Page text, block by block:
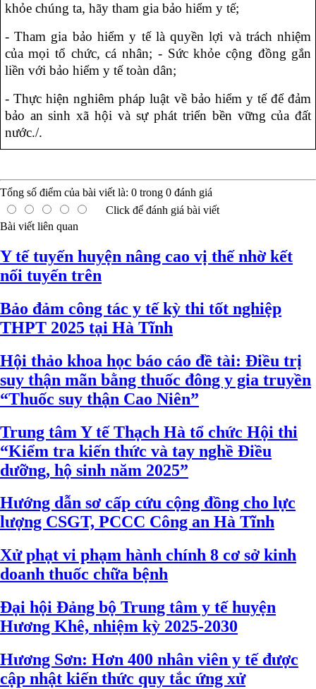
khỏe chúng ta, hãy tham gia bảo hiểm y tế;
- Tham gia bảo hiểm y tế là quyền lợi và trách nhiệm
của mọi tổ chức, cá nhân; - Sức khỏe cộng đồng gắn
liền với bảo hiểm y tế toàn dân;
- Thực hiện nghiêm pháp luật về bảo hiểm y tế để đảm
bảo an sinh xã hội và sự phát triển bền vững của đất
nước./.
Tổng số điểm của bài viết là: 0 trong 0 đánh giá
Click để đánh giá bài viết
Bài viết liên quan
Y tế tuyến huyện nâng cao vị thế nhờ kết
nối tuyến trên
Bảo đảm công tác y tế kỳ thi tốt nghiệp
THPT 2025 tại Hà Tĩnh
Hội thảo khoa học báo cáo đề tài: Điều trị
suy thận mãn bằng thuốc đông y gia truyền
“Thuốc suy thận Cao Niên”
Trung tâm Y tế Thạch Hà tổ chức Hội thi
“Kiểm tra kiến thức và tay nghề Điều
dưỡng, hộ sinh năm 2025”
Hướng dẫn sơ cấp cứu cộng đồng cho lực
lượng CSGT, PCCC Công an Hà Tĩnh
Xử phạt vi phạm hành chính 8 cơ sở kinh
doanh thuốc chữa bệnh
Đại hội Đảng bộ Trung tâm y tế huyện
Hương Khê, nhiệm kỳ 2025-2030
Hương Sơn: Hơn 400 nhân viên y tế được
cập nhật kiến thức quy tắc ứng xử